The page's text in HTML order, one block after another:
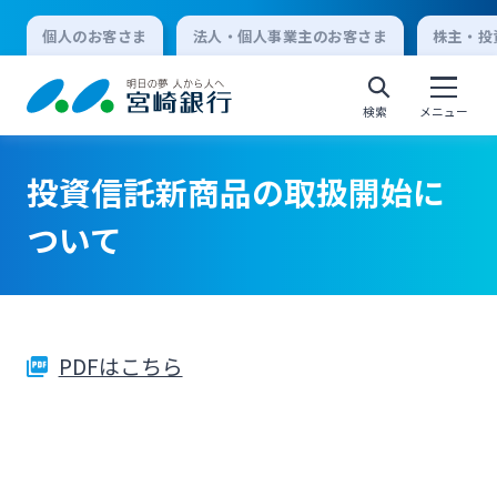
個人のお客さま 法人・個人事業主のお客さま 株主・
検索 メニュー
個人向けインターネットバンキング
ログオン
法人向けインターネットバンキング
投資信託新商品の取扱開始に
ついて
PDFはこちら